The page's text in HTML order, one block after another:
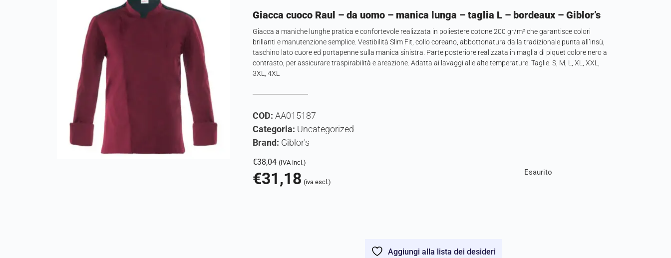
Giacca cuoco Raul – da uomo – manica lunga – taglia L – bordeaux – Giblor’s
Giacca a maniche lunghe pratica e confortevole realizzata in poliestere cotone 200 gr/m² che garantisce colori
brillanti e manutenzione semplice. Vestibilità Slim Fit, collo coreano, abbottonatura dalla tradizionale punta all’insù,
taschino lato cuore ed portapenne sulla manica sinistra. Parte posteriore realizzata in maglia di piquet colore nero a
contrasto, per assicurare traspirabilità e areazione. Adatta ai lavaggi alle alte temperature. Taglie: S, M, L, XL, XXL,
3XL, 4XL
COD:AA015187
Categoria: Uncategorized
Brand: Giblor's
€38,04 (IVA incl.)
€31,18 (iva escl.)
Esaurito
Aggiungi alla lista dei desideri